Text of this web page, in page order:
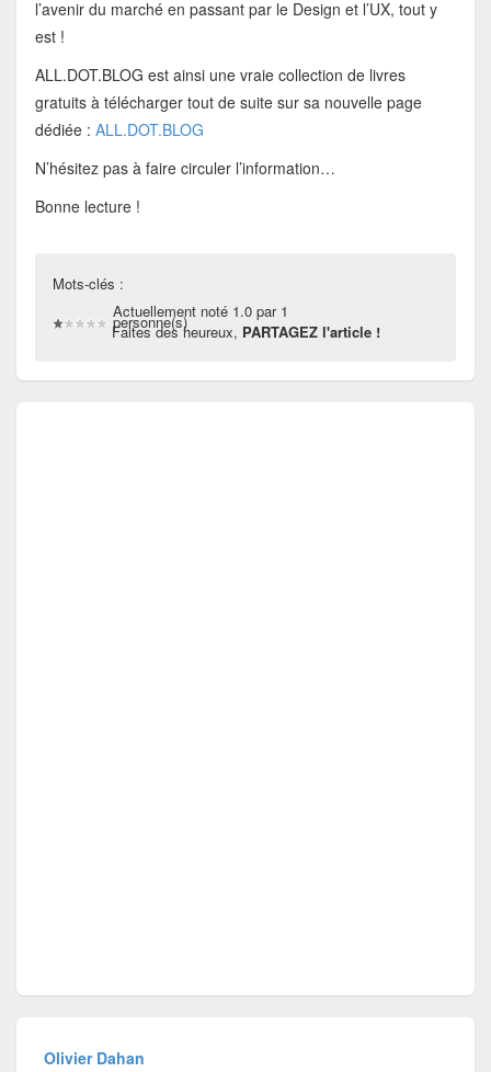
l’avenir du marché en passant par le Design et l’UX, tout y
est !
ALL.DOT.BLOG est ainsi une vraie collection de livres
gratuits à télécharger tout de suite sur sa nouvelle page
dédiée : ALL.DOT.BLOG
N’hésitez pas à faire circuler l’information…
Bonne lecture !
Mots-clés :
Actuellement noté 1.0 par 1
personne(s)
Faites des heureux, PARTAGEZ l'article !
Olivier Dahan